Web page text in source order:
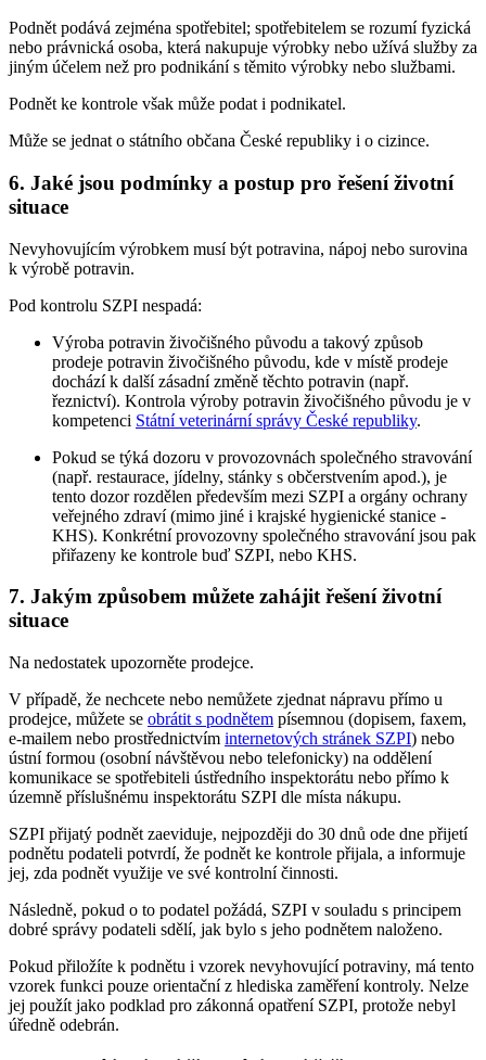
Podnět podává zejména spotřebitel; spotřebitelem se rozumí fyzická
nebo právnická osoba, která nakupuje výrobky nebo užívá služby za
jiným účelem než pro podnikání s těmito výrobky nebo službami.
Podnět ke kontrole však může podat i podnikatel.
Může se jednat o státního občana České republiky i o cizince.
6. Jaké jsou podmínky a postup pro řešení životní
situace
Nevyhovujícím výrobkem musí být potravina, nápoj nebo surovina
k výrobě potravin.
Pod kontrolu SZPI nespadá:
Výroba potravin živočišného původu a takový způsob
prodeje potravin živočišného původu, kde v místě prodeje
dochází k další zásadní změně těchto potravin (např.
řeznictví). Kontrola výroby potravin živočišného původu je v
kompetenci Státní veterinární správy České republiky.
Pokud se týká dozoru v provozovnách společného stravování
(např. restaurace, jídelny, stánky s občerstvením apod.), je
tento dozor rozdělen především mezi SZPI a orgány ochrany
veřejného zdraví (mimo jiné i krajské hygienické stanice -
KHS). Konkrétní provozovny společného stravování jsou pak
přiřazeny ke kontrole buď SZPI, nebo KHS.
7. Jakým způsobem můžete zahájit řešení životní
situace
Na nedostatek upozorněte prodejce.
V případě, že nechcete nebo nemůžete zjednat nápravu přímo u
prodejce, můžete se obrátit s podnětem písemnou (dopisem, faxem,
e-mailem nebo prostřednictvím internetových stránek SZPI) nebo
ústní formou (osobní návštěvou nebo telefonicky) na oddělení
komunikace se spotřebiteli ústředního inspektorátu nebo přímo k
územně příslušnému inspektorátu SZPI dle místa nákupu.
SZPI přijatý podnět zaeviduje, nejpozději do 30 dnů ode dne přijetí
podnětu podateli potvrdí, že podnět ke kontrole přijala, a informuje
jej, zda podnět využije ve své kontrolní činnosti.
Následně, pokud o to podatel požádá, SZPI v souladu s principem
dobré správy podateli sdělí, jak bylo s jeho podnětem naloženo.
Pokud přiložíte k podnětu i vzorek nevyhovující potraviny, má tento
vzorek funkci pouze orientační z hlediska zaměření kontroly. Nelze
jej použít jako podklad pro zákonná opatření SZPI, protože nebyl
úředně odebrán.